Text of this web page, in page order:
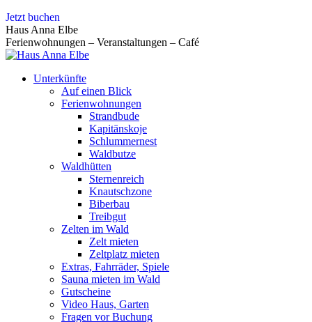
Zum
Inhalt
springen
Jetzt buchen
Haus Anna Elbe
Ferienwohnungen – Veranstaltungen – Café
Unterkünfte
Auf einen Blick
Ferienwohnungen
Strandbude
Kapitänskoje
Schlummernest
Waldbutze
Waldhütten
Sternenreich
Knautschzone
Biberbau
Treibgut
Zelten im Wald
Zelt mieten
Zeltplatz mieten
Extras, Fahrräder, Spiele
Sauna mieten im Wald
Gutscheine
Video Haus, Garten
Fragen vor Buchung